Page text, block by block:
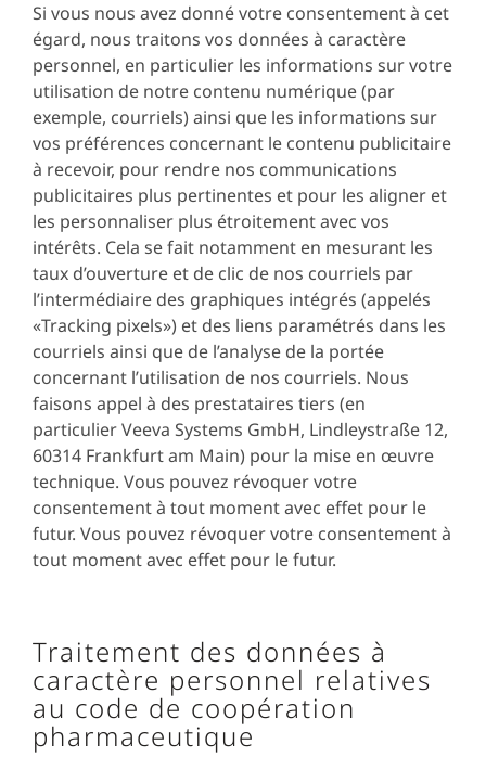
Si vous nous avez donné votre consentement à cet
égard, nous traitons vos données à caractère
personnel, en particulier les informations sur votre
utilisation de notre contenu numérique (par
exemple, courriels) ainsi que les informations sur
vos préférences concernant le contenu publicitaire
à recevoir, pour rendre nos communications
publicitaires plus pertinentes et pour les aligner et
les personnaliser plus étroitement avec vos
intérêts. Cela se fait notamment en mesurant les
taux d’ouverture et de clic de nos courriels par
l’intermédiaire des graphiques intégrés (appelés
«Tracking pixels») et des liens paramétrés dans les
courriels ainsi que de l’analyse de la portée
concernant l’utilisation de nos courriels. Nous
faisons appel à des prestataires tiers (en
particulier Veeva Systems GmbH, Lindleystraße 12,
60314 Frankfurt am Main) pour la mise en œuvre
technique. Vous pouvez révoquer votre
consentement à tout moment avec effet pour le
futur. Vous pouvez révoquer votre consentement à
tout moment avec effet pour le futur.
Traitement des données à
caractère personnel relatives
au code de coopération
pharmaceutique